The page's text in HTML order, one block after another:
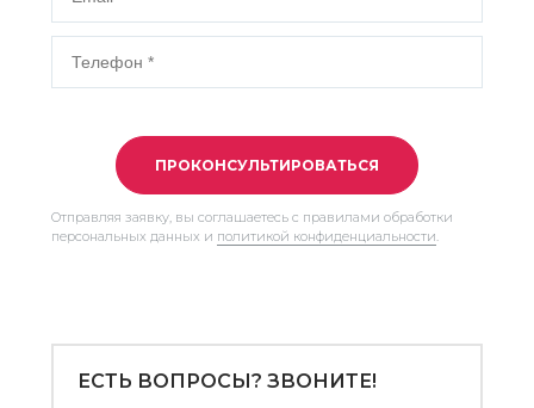
ПРОКОНСУЛЬТИРОВАТЬСЯ
Отправляя заявку, вы соглашаетесь с правилами обработки
персональных данных и политикой конфиденциальности.
ЕСТЬ ВОПРОСЫ? ЗВОНИТЕ!